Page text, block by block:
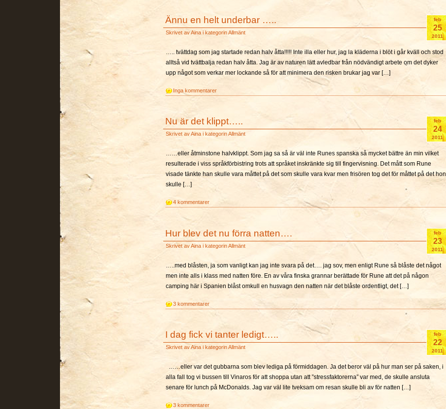
feb
25
2011
Ännu en helt underbar …..
Skrivet avAina i kategorinAllmänt
….. tvättdag som jag startade redan halv åtta!!!!! Inte illa eller hur, jag la kläderna i blöt i går kväll och stod
alltså vid tvättbalja redan halv åtta. Jag är av naturen lätt avledbar från nödvändigt arbete om det dyker
upp något som verkar mer lockande så för att minimera den risken brukar jag var […]
Inga kommentarer
feb
24
2011
Nu är det klippt…..
Skrivet avAina i kategorinAllmänt
……eller åtminstone halvklippt. Som jag sa så är väl inte Runes spanska så mycket bättre än min vilket
resulterade i viss språkförbistring trots att språket inskränkte sig till fingervisning. Det mått som Rune
visade tänkte han skulle vara måttet på det som skulle vara kvar men frisören tog det för måttet på det hon
skulle […]
4 kommentarer
feb
23
2011
Hur blev det nu förra natten….
Skrivet avAina i kategorinAllmänt
…..med blåsten, ja som vanligt kan jag inte svara på det…. jag sov, men enligt Rune så blåste det något
men inte alls i klass med natten före. En av våra finska grannar berättade för Rune att det på någon
camping här i Spanien blåst omkull en husvagn den natten när det blåste ordentligt, det […]
3 kommentarer
feb
22
2011
I dag fick vi tanter ledigt…..
Skrivet avAina i kategorinAllmänt
……eller var det gubbarna som blev lediga på förmiddagen. Ja det beror väl på hur man ser på saken, i
alla fall tog vi bussen till Vinaros för att shoppa utan att ”stressfaktorerna” var med, de skulle ansluta
senare för lunch på McDonalds. Jag var väl lite tveksam om resan skulle bli av för natten […]
3 kommentarer